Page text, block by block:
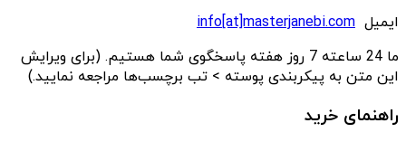
ایمیل info[at]masterjanebi.com
ما 24 ساعته 7 روز هفته پاسخگوی شما هستیم. (برای ویرایش
این متن به پیکربندی پوسته > تب برچسب‌ها مراجعه نمایید.)
راهنمای خرید